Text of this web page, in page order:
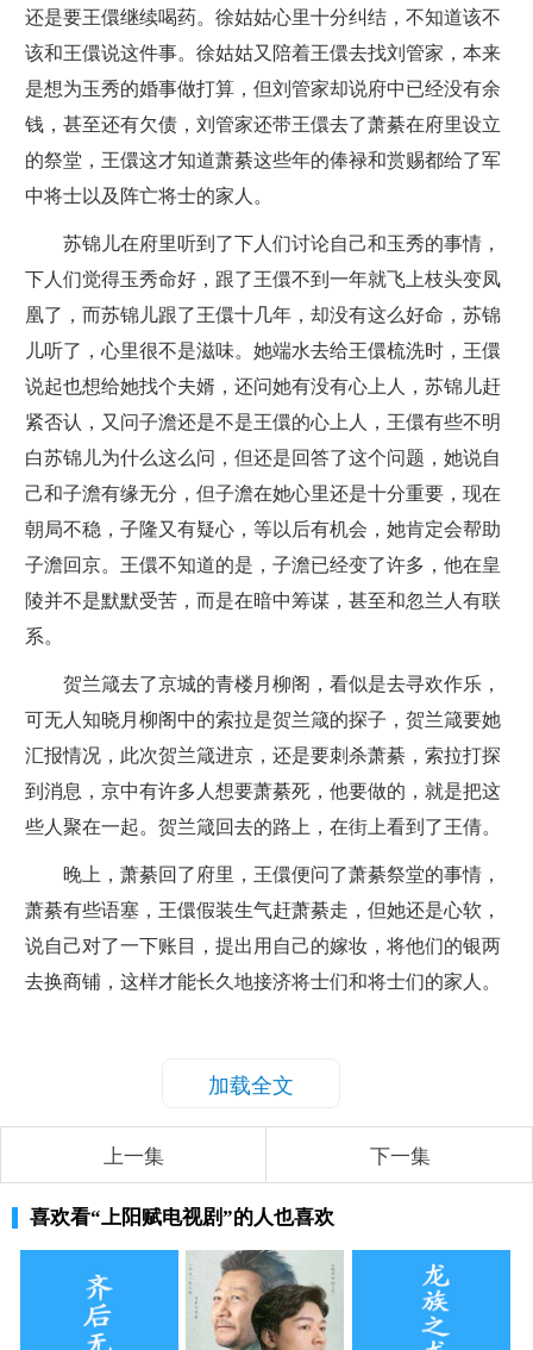
还是要王儇继续喝药。徐姑姑心里十分纠结，不知道该不
该和王儇说这件事。徐姑姑又陪着王儇去找刘管家，本来
是想为玉秀的婚事做打算，但刘管家却说府中已经没有余
钱，甚至还有欠债，刘管家还带王儇去了萧綦在府里设立
的祭堂，王儇这才知道萧綦这些年的俸禄和赏赐都给了军
中将士以及阵亡将士的家人。
苏锦儿在府里听到了下人们讨论自己和玉秀的事情，
下人们觉得玉秀命好，跟了王儇不到一年就飞上枝头变凤
凰了，而苏锦儿跟了王儇十几年，却没有这么好命，苏锦
儿听了，心里很不是滋味。她端水去给王儇梳洗时，王儇
说起也想给她找个夫婿，还问她有没有心上人，苏锦儿赶
紧否认，又问子澹还是不是王儇的心上人，王儇有些不明
白苏锦儿为什么这么问，但还是回答了这个问题，她说自
己和子澹有缘无分，但子澹在她心里还是十分重要，现在
朝局不稳，子隆又有疑心，等以后有机会，她肯定会帮助
子澹回京。王儇不知道的是，子澹已经变了许多，他在皇
陵并不是默默受苦，而是在暗中筹谋，甚至和忽兰人有联
系。
贺兰箴去了京城的青楼月柳阁，看似是去寻欢作乐，
可无人知晓月柳阁中的索拉是贺兰箴的探子，贺兰箴要她
汇报情况，此次贺兰箴进京，还是要刺杀萧綦，索拉打探
到消息，京中有许多人想要萧綦死，他要做的，就是把这
些人聚在一起。贺兰箴回去的路上，在街上看到了王倩。
晚上，萧綦回了府里，王儇便问了萧綦祭堂的事情，
萧綦有些语塞，王儇假装生气赶萧綦走，但她还是心软，
说自己对了一下账目，提出用自己的嫁妆，将他们的银两
去换商铺，这样才能长久地接济将士们和将士们的家人。
加载全文
上一集 下一集
喜欢看“上阳赋电视剧”的人也喜欢